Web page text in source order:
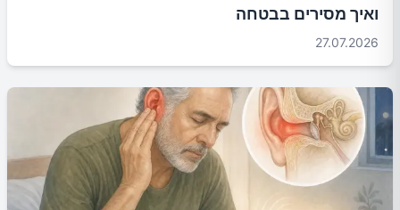
ואיך מסירים בבטחה
27.07.2026